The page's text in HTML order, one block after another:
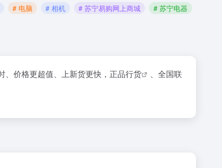
# 电脑 # 相机 # 苏宁易购网上商城
# 苏宁电器
价格更超值、上新货更快， 正品行货
、全国联